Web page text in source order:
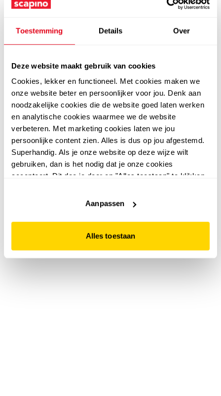
Toestemming Details Over
Deze website maakt gebruik van cookies
Cookies, lekker en functioneel. Met cookies maken we
onze website beter en persoonlijker voor jou. Denk aan
noodzakelijke cookies die de website goed laten werken
en analytische cookies waarmee we de website
verbeteren. Met marketing cookies laten we jou
persoonlijke content zien. Alles is dus op jou afgestemd.
Superhandig. Als je onze website op deze wijze wilt
gebruiken, dan is het nodig dat je onze cookies
accepteert. Dit doe je door op "Alles toestaan" te klikken.
website niet optimaal functioneert.
Aanpassen
Alles toestaan